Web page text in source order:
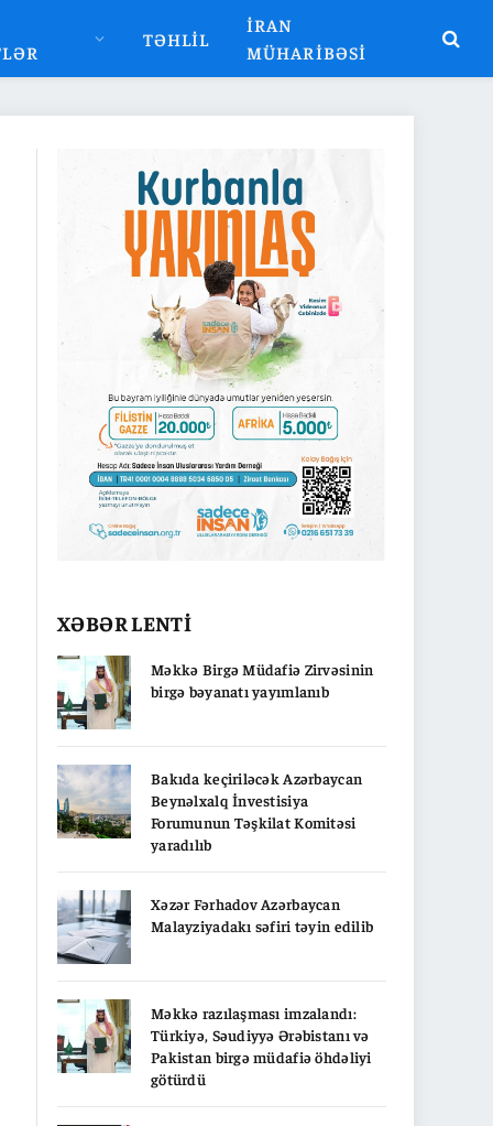
TƏHLIL
İRAN
MÜHARIBƏSI
XƏBƏR LENTİ
Məkkə Birgə Müdafiə Zirvəsinin
birgə bəyanatı yayımlanıb
Bakıda keçiriləcək Azərbaycan
Beynəlxalq İnvestisiya
Forumunun Təşkilat Komitəsi
yaradılıb
Xəzər Fərhadov Azərbaycan
Malayziyadakı səfiri təyin edilib
Məkkə razılaşması imzalandı:
Türkiyə, Səudiyyə Ərəbistanı və
Pakistan birgə müdafiə öhdəliyi
götürdü